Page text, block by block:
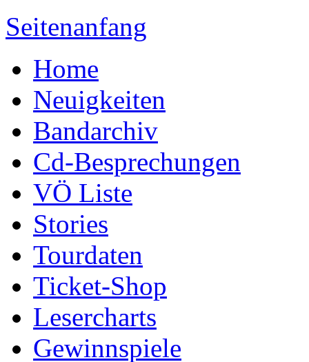
Seitenanfang
Home
Neuigkeiten
Bandarchiv
Cd-Besprechungen
VÖ Liste
Stories
Tourdaten
Ticket-Shop
Lesercharts
Gewinnspiele